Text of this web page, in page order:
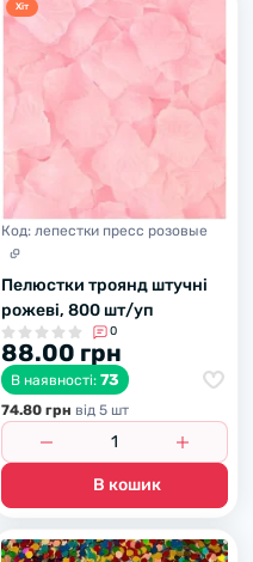
Хiт
Код: лепестки пресс розовые
Пелюстки троянд штучні
рожеві, 800 шт/уп
0
88.00 грн
В наявності: 73
74.80 грн вiд 5 шт
В кошик